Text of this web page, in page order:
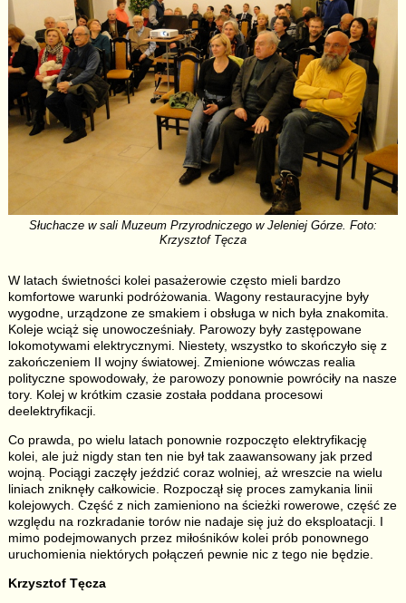
Słuchacze w sali Muzeum Przyrodniczego w Jeleniej Górze. Foto:
Krzysztof Tęcza
W latach świetności kolei pasażerowie często mieli bardzo
komfortowe warunki podróżowania. Wagony restauracyjne były
wygodne, urządzone ze smakiem i obsługa w nich była znakomita.
Koleje wciąż się unowocześniały. Parowozy były zastępowane
lokomotywami elektrycznymi. Niestety, wszystko to skończyło się z
zakończeniem II wojny światowej. Zmienione wówczas realia
polityczne spowodowały, że parowozy ponownie powróciły na nasze
tory. Kolej w krótkim czasie została poddana procesowi
deelektryfikacji.
Co prawda, po wielu latach ponownie rozpoczęto elektryfikację
kolei, ale już nigdy stan ten nie był tak zaawansowany jak przed
wojną. Pociągi zaczęły jeździć coraz wolniej, aż wreszcie na wielu
liniach zniknęły całkowicie. Rozpoczął się proces zamykania linii
kolejowych. Część z nich zamieniono na ścieżki rowerowe, część ze
względu na rozkradanie torów nie nadaje się już do eksploatacji. I
mimo podejmowanych przez miłośników kolei prób ponownego
uruchomienia niektórych połączeń pewnie nic z tego nie będzie.
Krzysztof Tęcza